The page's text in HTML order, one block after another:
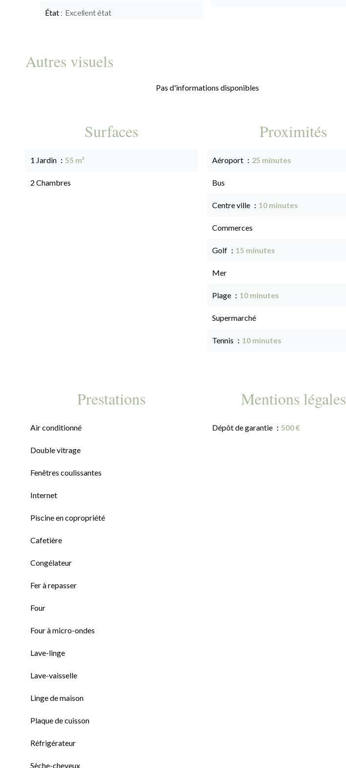
État Excellent état
Autres visuels
Pas d'informations disponibles
Surfaces
1 Jardin 55 m²
2 Chambres
Proximités
Aéroport 25 minutes
Bus
Centre ville 10 minutes
Commerces
Golf 15 minutes
Mer
Plage 10 minutes
Supermarché
Tennis 10 minutes
Prestations
Air conditionné
Double vitrage
Fenêtres coulissantes
Internet
Piscine en copropriété
Cafetière
Congélateur
Fer à repasser
Four
Four à micro-ondes
Lave-linge
Lave-vaisselle
Linge de maison
Plaque de cuisson
Réfrigérateur
Sèche-cheveux
Mentions légales
Dépôt de garantie 500 €